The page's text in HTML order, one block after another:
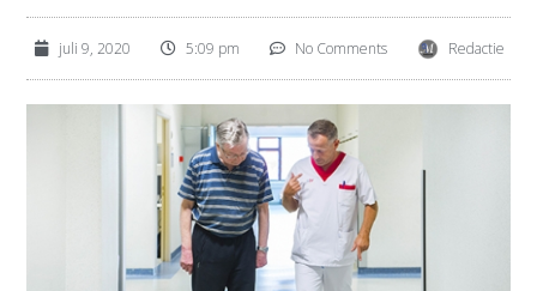
juli 9, 2020 5:09 pm No Comments Redactie